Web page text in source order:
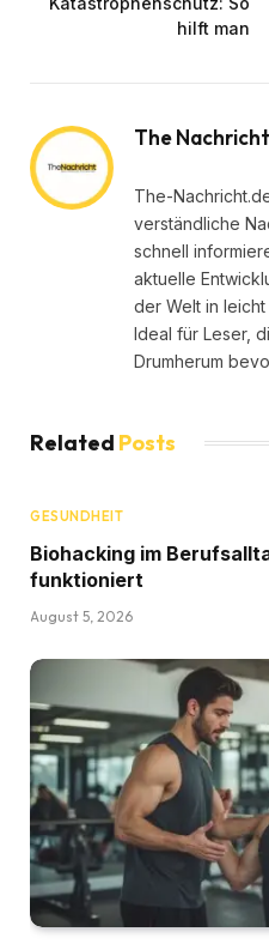
hilft man
The
The-
verständliche
schnell
aktuelle
der Welt in
Ideal für Leser,
Drumherum
Related Posts
GESUNDHEIT
Biohacking im
funktioniert
August 5, 2026